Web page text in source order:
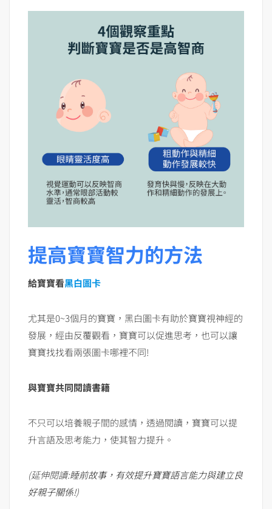
提高寶寶智力的方法
給寶寶看黑白圖卡
尤其是0~3個月的寶寶，黑白圖卡有助於寶寶視神經的
發展，經由反覆觀看，寶寶可以促進思考，也可以讓
寶寶找找看兩張圖卡哪裡不同!
與寶寶共同閱讀書籍
不只可以培養親子間的感情，透過閱讀，寶寶可以提
升言語及思考能力，使其智力提升。
(延伸閱讀:睡前故事，有效提升寶寶語言能力與建立良
好親子關係!)